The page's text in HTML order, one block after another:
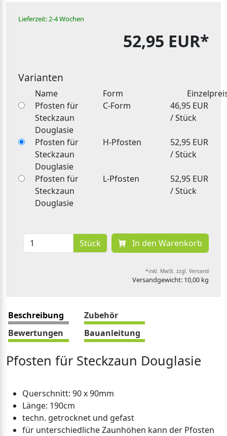
Lieferzeit: 2-4 Wochen
52,95 EUR*
Varianten
Name Form
Pfosten für
Steckzaun
Douglasie
C-Form
46,95 EUR
/ Stück
Pfosten für
Steckzaun
Douglasie
H-Pfosten
52,95 EUR
/ Stück
Pfosten für
Steckzaun
Douglasie
L-Pfosten
52,95 EUR
/ Stück
Stück In den Warenkorb
*inkl. MwSt. zzgl. Versand
Versandgewicht: 10,00 kg
Beschreibung
Zubehör
Bewertungen
Bauanleitung
Pfosten für Steckzaun Douglasie
Querschnitt: 90 x 90mm
Länge: 190cm
techn. getrocknet und gefast
für unterschiedliche Zaunhöhen kann der Pfosten